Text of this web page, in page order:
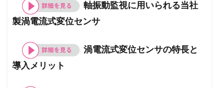
軸振動監視に用いられる当社
製渦電流式変位センサ
渦電流式変位センサの特長と
導入メリット